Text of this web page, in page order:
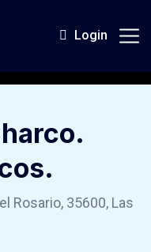
Login
Rosario, 35600, Las